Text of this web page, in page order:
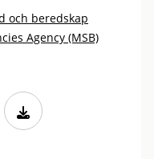
och beredskap
Agency (MSB)